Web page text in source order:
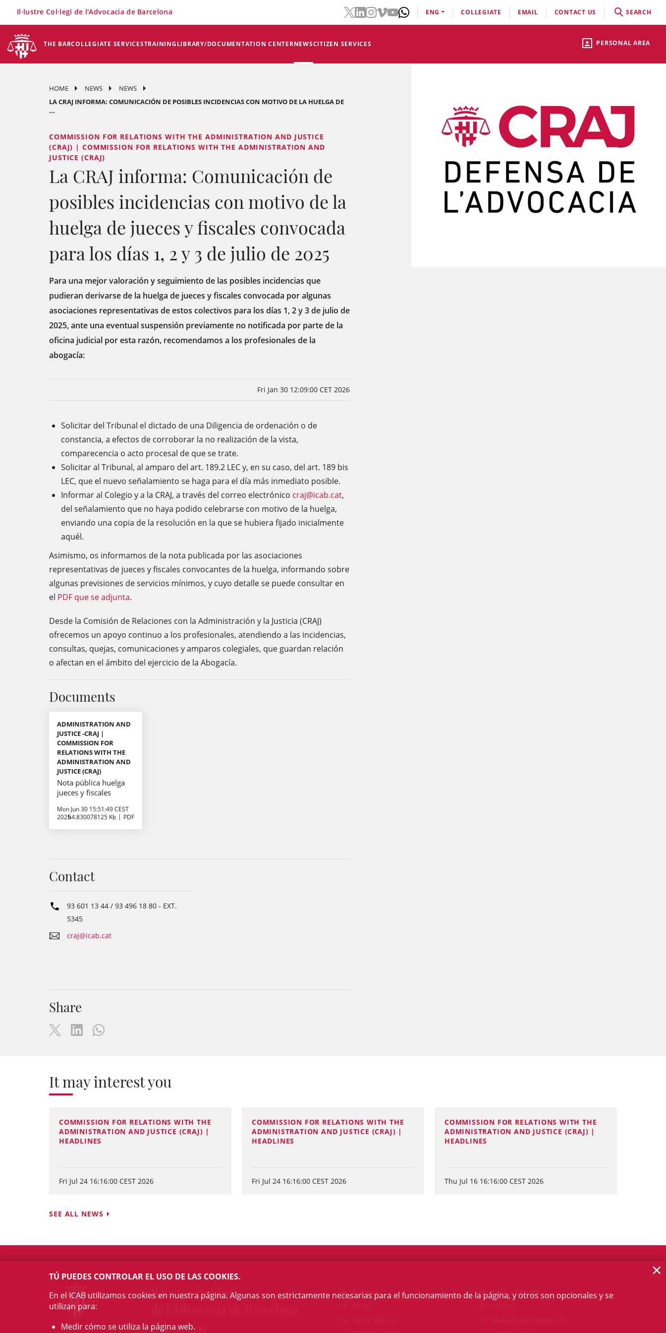
PERSONAL AREA
THE BARCOLLEGIATE SERVICESTRAININGLIBRARY/DOCUMENTATION CENTERNEWSCITIZEN SERVICES
Il·lustre Col·legi de l'Advocacia de Barcelona ENG COLLEGIATE EMAIL CONTACT US SEARCH
HOME NEWS
NEWS
LA CRAJ INFORMA: COMUNICACIÓN DE POSIBLES INCIDENCIAS CON MOTIVO DE LA HUELGA DE
...
COMMISSION FOR RELATIONS WITH THE ADMINISTRATION AND JUSTICE
(CRAJ) | COMMISSION FOR RELATIONS WITH THE ADMINISTRATION AND
JUSTICE (CRAJ)
La CRAJ informa: Comunicación de
posibles incidencias con motivo de la
huelga de jueces y fiscales convocada
para los días 1, 2 y 3 de julio de 2025
Para una mejor valoración y seguimiento de las posibles incidencias que
pudieran derivarse de la huelga de jueces y fiscales convocada por algunas
asociaciones representativas de estos colectivos para los días 1, 2 y 3 de julio de
2025, ante una eventual suspensión previamente no notificada por parte de la
oficina judicial por esta razón, recomendamos a los profesionales de la
abogacía:
Fri Jan 30 12:09:00 CET 2026
Solicitar del Tribunal el dictado de una Diligencia de ordenación o de
constancia, a efectos de corroborar la no realización de la vista,
comparecencia o acto procesal de que se trate.
Solicitar al Tribunal, al amparo del art. 189.2 LEC y, en su caso, del art. 189 bis
LEC, que el nuevo señalamiento se haga para el día más inmediato posible.
Informar al Colegio y a la CRAJ, a través del correo electrónico craj@icab.cat,
del señalamiento que no haya podido celebrarse con motivo de la huelga,
enviando una copia de la resolución en la que se hubiera fijado inicialmente
aquél.
Asimismo, os informamos de la nota publicada por las asociaciones
representativas de jueces y fiscales convocantes de la huelga, informando sobre
algunas previsiones de servicios mínimos, y cuyo detalle se puede consultar en
el PDF que se adjunta.
Desde la Comisión de Relaciones con la Administración y la Justicia (CRAJ)
ofrecemos un apoyo continuo a los profesionales, atendiendo a las incidencias,
consultas, quejas, comunicaciones y amparos colegiales, que guardan relación
o afectan en el ámbito del ejercicio de la Abogacía.
Documents
ADMINISTRATION AND
JUSTICE -CRAJ |
COMMISSION FOR
RELATIONS WITH THE
ADMINISTRATION AND
JUSTICE (CRAJ)
Nota pública huelga
jueces y fiscales
Mon Jun 30 15:51:49 CEST
202564.830078125 Kb PDF
Contact
93 601 13 44 / 93 496 18 80 - EXT.
5345
craj@icab.cat
Share
It may interest you
COMMISSION FOR RELATIONS WITH THE
ADMINISTRATION AND JUSTICE (CRAJ) |
HEADLINES
Fri Jul 24 16:16:00 CEST 2026
COMMISSION FOR RELATIONS WITH THE
ADMINISTRATION AND JUSTICE (CRAJ) |
HEADLINES
Fri Jul 24 16:16:00 CEST 2026
COMMISSION FOR RELATIONS WITH THE
ADMINISTRATION AND JUSTICE (CRAJ) |
HEADLINES
Thu Jul 16 16:16:00 CEST 2026
SEE ALL NEWS
Il·lustre Col·legi
c/ Mallorca, 283
Contact
Intercollegiate
TÚ PUEDES CONTROLAR EL USO DE LAS COOKIES.
En el ICAB utilizamos cookies en nuestra página. Algunas son estrictamente necesarias para el funcionamiento de la página, y otros son opcionales y se
utilizan para:
Medir cómo se utiliza la página web.
×